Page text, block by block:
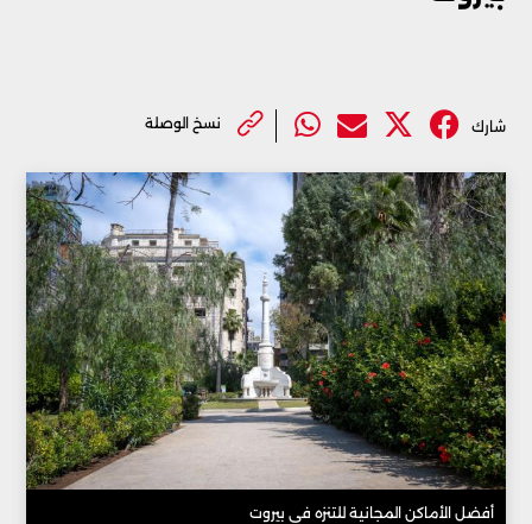
شارك نسخ الوصلة
أفضل الأماكن المجانية للتنزه في بيروت